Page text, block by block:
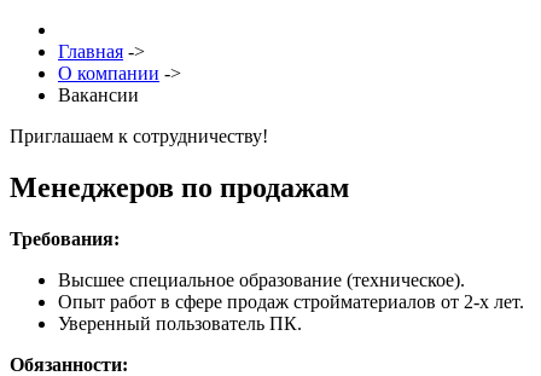
Главная ->
О компании ->
Вакансии
Приглашаем к сотрудничеству!
Менеджеров по продажам
Требования:
Высшее специальное образование (техническое).
Опыт работ в сфере продаж стройматериалов от 2-х лет.
Уверенный пользователь ПК.
Обязанности: